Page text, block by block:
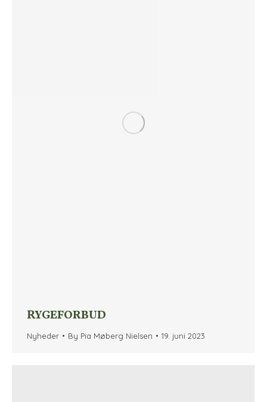
RYGEFORBUD
Nyheder By Pia Møberg Nielsen 19. juni 2023